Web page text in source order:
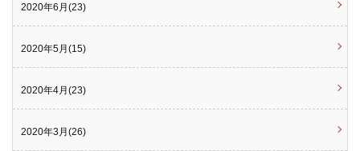
2020年6月(23)
2020年5月(15)
2020年4月(23)
2020年3月(26)